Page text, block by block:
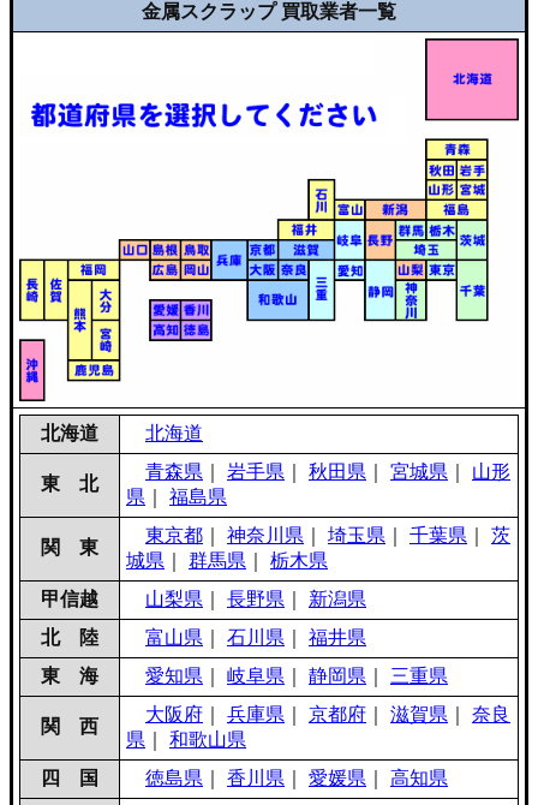
金属スクラップ 買取業者一覧
北海道 北海道
東 北
青森県 岩手県 秋田県 宮城県
山形
県
福島県
関 東
東京都 神奈川県 埼玉県 千葉県
茨
城県
群馬県
栃木県
甲信越
山梨県 長野県
新潟県
北 陸
富山県 石川県
福井県
東 海
愛知県 岐阜県 静岡県 三重県
関 西
大阪府 兵庫県 京都府 滋賀県
奈良
県
和歌山県
四 国
徳島県 香川県 愛媛県 高知県